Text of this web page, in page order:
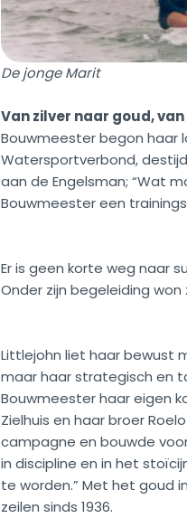
De jonge Marit
Van zilver naar goud,
Bouwmeester begon haar
Watersportverbond,
aan de Engelsman; “Wat
Bouwmeester een
Er is geen korte weg naar
Onder zijn begeleiding won
Littlejohn liet haar bewust
maar haar strategisch en
Bouwmeester haar eigen
Zielhuis en haar broer
campagne en bouwde
in discipline en in het
te worden.” Met het goud
zeilen sinds 1936.